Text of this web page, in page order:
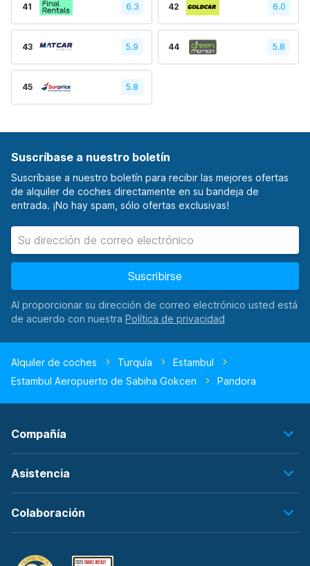
41 6.3 42 6.0
43 5.9 44 5.8
45 5.8
Suscríbase a nuestro boletín
Suscríbase a nuestro boletín para recibir las mejores ofertas
de alquiler de coches directamente en su bandeja de
entrada. ¡No hay spam, sólo ofertas exclusivas!
Suscribirse
Al proporcionar su dirección de correo electrónico usted está
de acuerdo con nuestra
Alquiler de coches Turquía
Estambul
Estambul Aeropuerto de Sabiha Gokcen
Pandora
Compañía
Asistencia
Colaboración